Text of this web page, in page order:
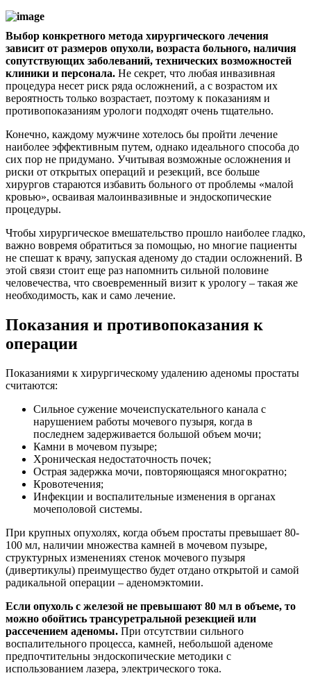
Выбор конкретного метода хирургического лечения
зависит от размеров опухоли, возраста больного, наличия
сопутствующих заболеваний, технических возможностей
клиники и персонала. Не секрет, что любая инвазивная
процедура несет риск ряда осложнений, а с возрастом их
вероятность только возрастает, поэтому к показаниям и
противопоказаниям урологи подходят очень тщательно.
Конечно, каждому мужчине хотелось бы пройти лечение
наиболее эффективным путем, однако идеального способа до
сих пор не придумано. Учитывая возможные осложнения и
риски от открытых операций и резекций, все больше
хирургов стараются избавить больного от проблемы «малой
кровью», осваивая малоинвазивные и эндоскопические
процедуры.
Чтобы хирургическое вмешательство прошло наиболее гладко,
важно вовремя обратиться за помощью, но многие пациенты
не спешат к врачу, запуская аденому до стадии осложнений. В
этой связи стоит еще раз напомнить сильной половине
человечества, что своевременный визит к урологу – такая же
необходимость, как и само лечение.
Показания и противопоказания к
операции
Показаниями к хирургическому удалению аденомы простаты
считаются:
Сильное сужение мочеиспускательного канала с
нарушением работы мочевого пузыря, когда в
последнем задерживается большой объем мочи;
Камни в мочевом пузыре;
Хроническая недостаточность почек;
Острая задержка мочи, повторяющаяся многократно;
Кровотечения;
Инфекции и воспалительные изменения в органах
мочеполовой системы.
При крупных опухолях, когда объем простаты превышает 80-
100 мл, наличии множества камней в мочевом пузыре,
структурных изменениях стенок мочевого пузыря
(дивертикулы) преимущество будет отдано открытой и самой
радикальной операции – аденомэктомии.
Если опухоль с железой не превышают 80 мл в объеме, то
можно обойтись трансуретральной резекцией или
рассечением аденомы. При отсутствии сильного
воспалительного процесса, камней, небольшой аденоме
предпочтительны эндоскопические методики с
использованием лазера, электрического тока.